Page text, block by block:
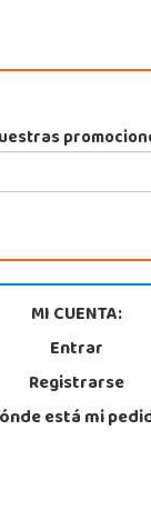
MI CUENTA:
Entrar
Registrarse
está mi